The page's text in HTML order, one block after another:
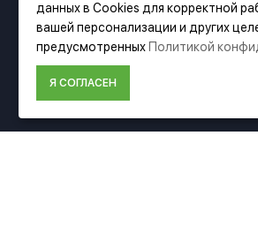
АДРЕСУ.
ИНФОРМАЦИЯ О
ИНФОРМАЦИЯ
О компании Festool
данных в Cookies для корректной
вашей персонализации и других
предусмотренных Политикой
Я СОГЛАСЕН